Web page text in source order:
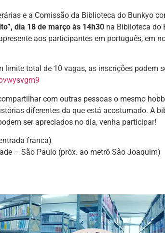
e a Comissão da Biblioteca do Bunkyo
dia 18 de março às 14h30 na Biblioteca do
aos participantes em português, em
limite total de 10 vagas, as inscrições podem
com outras pessoas o mesmo
diferentes da que está acostumado. A
ser apreciados no dia, venha participar!
franca)
– São Paulo (próx. ao metrô São Joaquim)